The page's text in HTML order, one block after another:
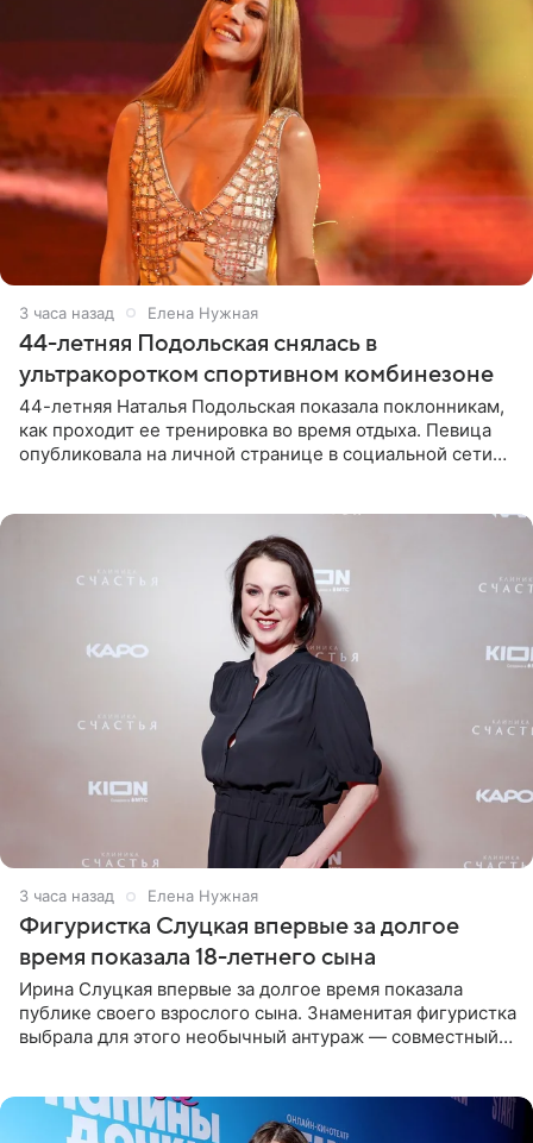
3 часа назад Елена Нужная
44-летняя Подольская снялась в
ультракоротком спортивном комбинезоне
44-летняя Наталья Подольская показала поклонникам,
как проходит ее тренировка во время отдыха. Певица
опубликовала на личной странице в социальной сети
3 часа назад Елена Нужная
Фигуристка Слуцкая впервые за долгое
время показала 18-летнего сына
Ирина Слуцкая впервые за долгое время показала
публике своего взрослого сына. Знаменитая фигуристка
выбрала для этого необычный антураж — совместный